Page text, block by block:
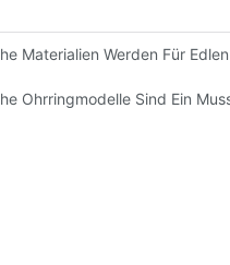
Sollten Sie Wählen?
Materialien Werden Für
Ohrringmodelle Sind Ein